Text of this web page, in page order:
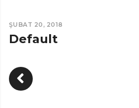
ŞUBAT 20, 2018
Default